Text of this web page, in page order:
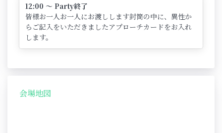
12:00 ～ Party終了
皆様お一人お一人にお渡しします封筒の中に、異性か
らご記入をいただきましたアプローチカードをお入れ
します。
会場地図